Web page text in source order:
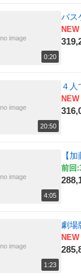
no image
0:20
バス
NEW
no image
20:50
４
NEW
no image
4:05
【
前回
no image
1:23
劇場
NEW